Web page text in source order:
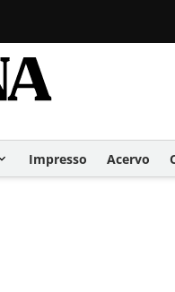
Impresso Acervo